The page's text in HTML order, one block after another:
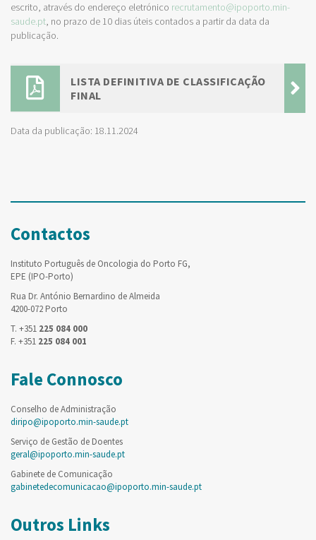
escrito, através do endereço eletrónico recrutamento@ipoporto.min-
saude.pt, no prazo de 10 dias úteis contados a partir da data da
publicação.
LISTA DEFINITIVA DE CLASSIFICAÇÃO
FINAL
Data da publicação: 18.11.2024
Contactos
Instituto Português de Oncologia do Porto FG,
EPE (IPO-Porto)
Rua Dr. António Bernardino de Almeida
4200-072 Porto
T. +351 225 084 000
F. +351 225 084 001
Fale Connosco
Conselho de Administração
diripo@ipoporto.min-saude.pt
Serviço de Gestão de Doentes
geral@ipoporto.min-saude.pt
Gabinete de Comunicação
gabinetedecomunicacao@ipoporto.min-saude.pt
Outros Links